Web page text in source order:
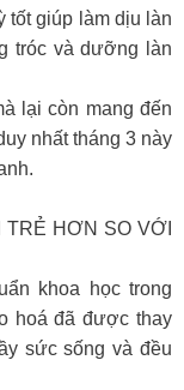
giúp làm dịu làn
tróc và dưỡng làn
lại còn mang đến
nhất tháng 3 này
HƠN SO VỚI
khoa học trong
hoá đã được thay
sức sống và đều